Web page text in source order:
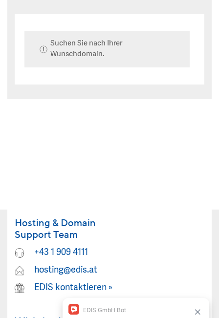
Suchen Sie nach Ihrer
Wunschdomain.
Hosting & Domain
Support Team
+43 1 909 4111
hosting@edis.at
EDIS kontaktieren »